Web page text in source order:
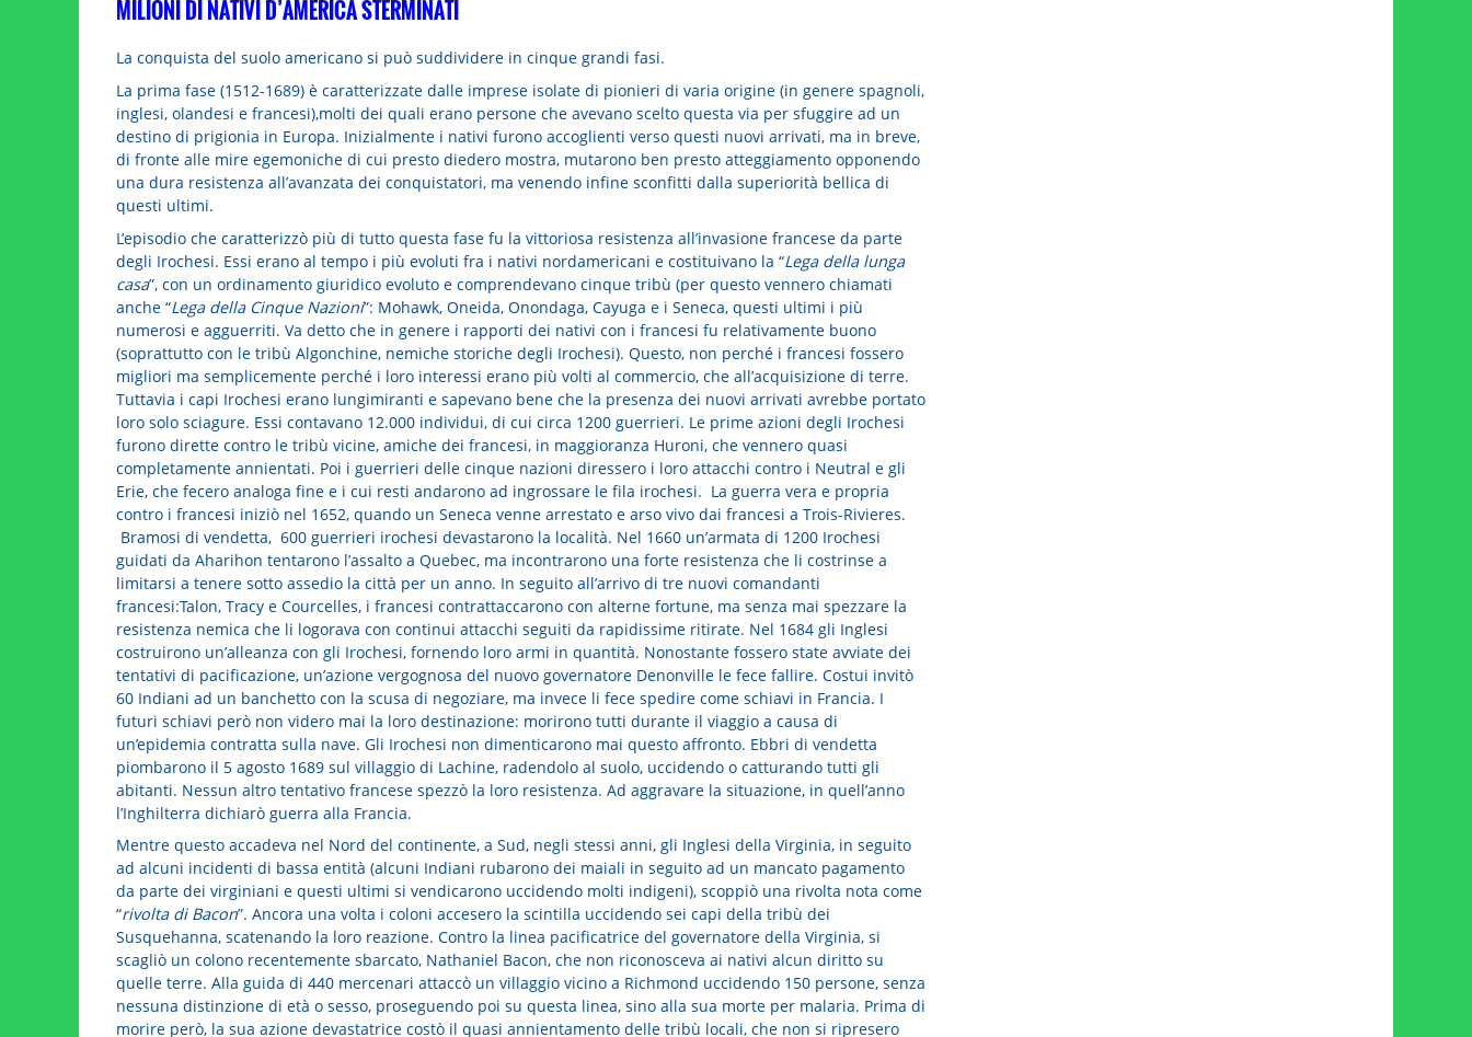
MILIONI DI NATIVI D’AMERICA STERMINATI
La conquista del suolo americano si può suddividere in cinque grandi fasi.
La prima fase (1512-1689) è caratterizzate dalle imprese isolate di pionieri di varia origine (in genere spagnoli,
inglesi, olandesi e francesi),molti dei quali erano persone che avevano scelto questa via per sfuggire ad un
destino di prigionia in Europa. Inizialmente i nativi furono accoglienti verso questi nuovi arrivati, ma in breve,
di fronte alle mire egemoniche di cui presto diedero mostra, mutarono ben presto atteggiamento opponendo
una dura resistenza all’avanzata dei conquistatori, ma venendo infine sconfitti dalla superiorità bellica di
questi ultimi.
L’episodio che caratterizzò più di tutto questa fase fu la vittoriosa resistenza all’invasione francese da parte
degli Irochesi. Essi erano al tempo i più evoluti fra i nativi nordamericani e costituivano la “Lega della lunga
casa”, con un ordinamento giuridico evoluto e comprendevano cinque tribù (per questo vennero chiamati
anche “Lega della Cinque Nazioni”: Mohawk, Oneida, Onondaga, Cayuga e i Seneca, questi ultimi i più
numerosi e agguerriti. Va detto che in genere i rapporti dei nativi con i francesi fu relativamente buono
(soprattutto con le tribù Algonchine, nemiche storiche degli Irochesi). Questo, non perché i francesi fossero
migliori ma semplicemente perché i loro interessi erano più volti al commercio, che all’acquisizione di terre.
Tuttavia i capi Irochesi erano lungimiranti e sapevano bene che la presenza dei nuovi arrivati avrebbe portato
loro solo sciagure. Essi contavano 12.000 individui, di cui circa 1200 guerrieri. Le prime azioni degli Irochesi
furono dirette contro le tribù vicine, amiche dei francesi, in maggioranza Huroni, che vennero quasi
completamente annientati. Poi i guerrieri delle cinque nazioni diressero i loro attacchi contro i Neutral e gli
Erie, che fecero analoga fine e i cui resti andarono ad ingrossare le fila irochesi. La guerra vera e propria
contro i francesi iniziò nel 1652, quando un Seneca venne arrestato e arso vivo dai francesi a Trois-Rivieres.
Bramosi di vendetta, 600 guerrieri irochesi devastarono la località. Nel 1660 un’armata di 1200 Irochesi
guidati da Aharihon tentarono l’assalto a Quebec, ma incontrarono una forte resistenza che li costrinse a
limitarsi a tenere sotto assedio la città per un anno. In seguito all’arrivo di tre nuovi comandanti
francesi:Talon, Tracy e Courcelles, i francesi contrattaccarono con alterne fortune, ma senza mai spezzare la
resistenza nemica che li logorava con continui attacchi seguiti da rapidissime ritirate. Nel 1684 gli Inglesi
costruirono un’alleanza con gli Irochesi, fornendo loro armi in quantità. Nonostante fossero state avviate dei
tentativi di pacificazione, un’azione vergognosa del nuovo governatore Denonville le fece fallire. Costui invitò
60 Indiani ad un banchetto con la scusa di negoziare, ma invece li fece spedire come schiavi in Francia. I
futuri schiavi però non videro mai la loro destinazione: morirono tutti durante il viaggio a causa di
un’epidemia contratta sulla nave. Gli Irochesi non dimenticarono mai questo affronto. Ebbri di vendetta
piombarono il 5 agosto 1689 sul villaggio di Lachine, radendolo al suolo, uccidendo o catturando tutti gli
abitanti. Nessun altro tentativo francese spezzò la loro resistenza. Ad aggravare la situazione, in quell’anno
l’Inghilterra dichiarò guerra alla Francia.
Mentre questo accadeva nel Nord del continente, a Sud, negli stessi anni, gli Inglesi della Virginia, in seguito
ad alcuni incidenti di bassa entità (alcuni Indiani rubarono dei maiali in seguito ad un mancato pagamento
da parte dei virginiani e questi ultimi si vendicarono uccidendo molti indigeni), scoppiò una rivolta nota come
“rivolta di Bacon”. Ancora una volta i coloni accesero la scintilla uccidendo sei capi della tribù dei
Susquehanna, scatenando la loro reazione. Contro la linea pacificatrice del governatore della Virginia, si
scagliò un colono recentemente sbarcato, Nathaniel Bacon, che non riconosceva ai nativi alcun diritto su
quelle terre. Alla guida di 440 mercenari attaccò un villaggio vicino a Richmond uccidendo 150 persone, senza
nessuna distinzione di età o sesso, proseguendo poi su questa linea, sino alla sua morte per malaria. Prima di
morire però, la sua azione devastatrice costò il quasi annientamento delle tribù locali, che non si ripresero